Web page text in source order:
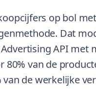
op bol
Dat
API met
80% van de
de werkelijke